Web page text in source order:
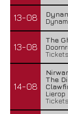
13-08
13-08
The
Tickets
14-08
The
Lierop
Tickets